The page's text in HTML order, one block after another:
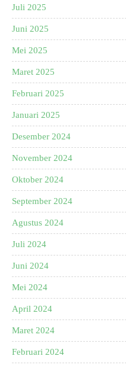
Juli 2025
Juni 2025
Mei 2025
Maret 2025
Februari 2025
Januari 2025
Desember 2024
November 2024
Oktober 2024
September 2024
Agustus 2024
Juli 2024
Juni 2024
Mei 2024
April 2024
Maret 2024
Februari 2024